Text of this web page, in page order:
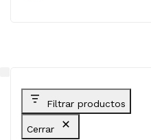
Filtrar productos
Cerrar